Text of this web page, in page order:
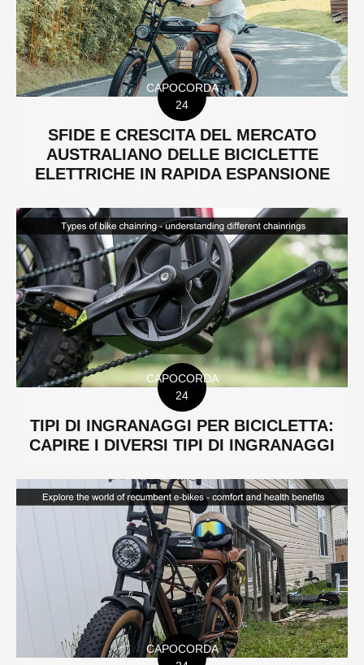
CAPOCORDA
24
SFIDE E CRESCITA DEL MERCATO
AUSTRALIANO DELLE BICICLETTE
ELETTRICHE IN RAPIDA ESPANSIONE
CAPOCORDA
24
TIPI DI INGRANAGGI PER BICICLETTA:
CAPIRE I DIVERSI TIPI DI INGRANAGGI
CAPOCORDA